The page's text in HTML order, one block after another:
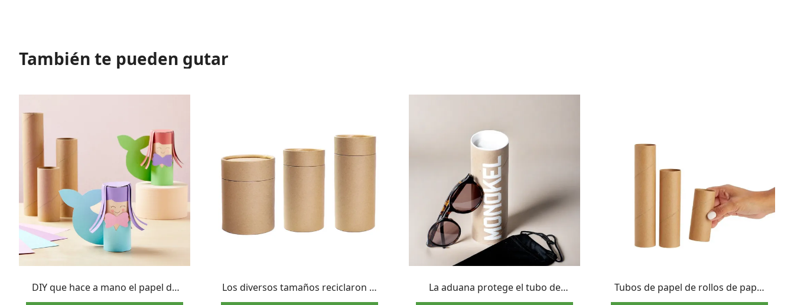
También te pueden gutar
DIY que hace a mano el papel de
los tubos de cartón marrón para
Los diversos tamaños reciclaron el
empaquetado redondo del papel
La aduana protege el tubo de
empaquetado de las gafas de sol
Tubos de papel de rollos de papel
higiénico con núcleo de rollo de